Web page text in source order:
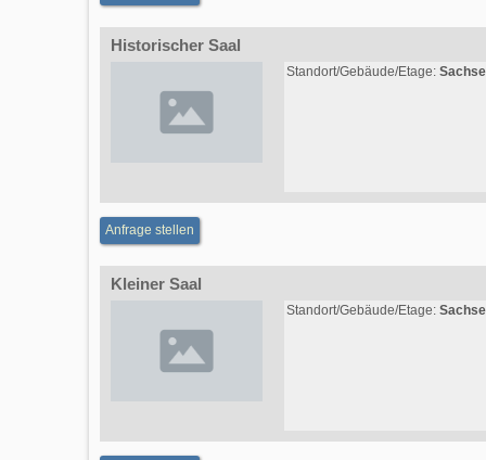
Historischer Saal
Standort/Gebäude/Etage:
Anfrage stellen
Kleiner Saal
Standort/Gebäude/Etage: